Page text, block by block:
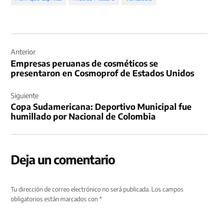
de
entradas
Anterior
Empresas peruanas de cosméticos se
presentaron en Cosmoprof de Estados Unidos
Siguiente
Copa Sudamericana: Deportivo Municipal fue
humillado por Nacional de Colombia
Deja un comentario
Tu dirección de correo electrónico no será publicada. Los campos
obligatorios están marcados con*